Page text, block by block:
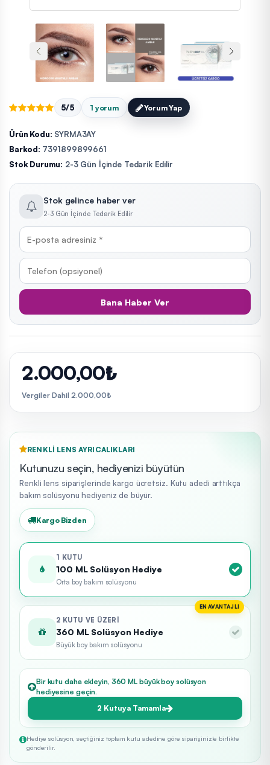
5/5 1 yorum Yorum Yap
Ürün Kodu: SYRMA3AY
Barkod: 7391899899661
Stok Durumu: 2-3 Gün İçinde Tedarik Edilir
Stok gelince haber ver
2-3 Gün İçinde Tedarik Edilir
Bana Haber Ver
2.000,00₺
Vergiler Dahil 2.000,00₺
RENKLI LENS AYRICALIKLARI
Kutunuzu seçin, hediyenizi büyütün
Renkli lens siparişlerinde kargo ücretsiz. Kutu adedi arttıkça
bakım solüsyonu hediyeniz de büyür.
Kargo Bizden
1 KUTU
100 ML Solüsyon Hediye
Orta boy bakım solüsyonu
EN AVANTAJLI
2 KUTU VE ÜZERI
360 ML Solüsyon Hediye
Büyük boy bakım solüsyonu
Bir kutu daha ekleyin, 360 ML büyük boy solüsyon
hediyesine geçin.
2 Kutuya Tamamla
Hediye solüsyon, seçtiğiniz toplam kutu adedine göre siparişinizle birlikte
gönderilir.